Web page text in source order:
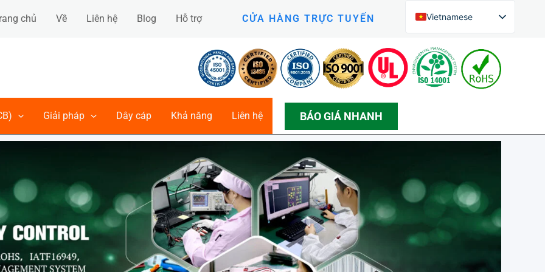
chủ Về Liên hệ Blog Hỗ trợ CỬA HÀNG TRỰC TUYẾN
Vietnamese
English (UK)
English (New Zealand)
Czech
Korean
Bosnian
Giải pháp Dây cáp Khả năng Liên hệ BÁO GIÁ NHANH